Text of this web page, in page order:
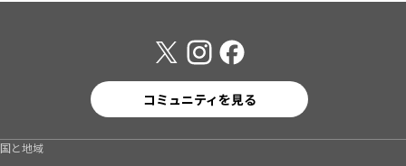
コミュニティを見る
国と地域